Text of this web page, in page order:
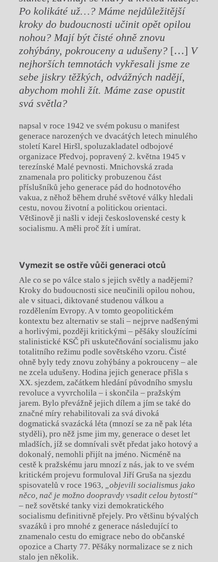
Po kolikáté už…? Máme nejdůležitější
kroky do budoucnosti učinit opět opilou
nohou? Mají být čisté ohně znovu
zohýbány, pokrouceny a udušeny? […] V
nejhorších temnotách vykřesali jsme ze
sebe jiskry těžkých, odvážných nadějí,
abychom mohli žít. Máme zase opustit
svá světla?
napsal v roce 1942 ve svém pokusu o manifest
generace narozených ve dvacátých letech minulého
století Karel Hiršl, spoluzakladatel odbojové
organizace Předvoj, popravený 2. května 1945 v
terezínské Malé pevnosti. Mnichovská zrada
znamenala pro politicky probuzenou část
příslušníků jeho generace pád do hodnotového
vakua, z něhož během druhé světové války hledali
cestu, novou životní a politickou orientaci.
Většinově ji našli v ideji československé cesty k
socialismu. A měli proč žít i umírat.
Vymezit se ostře vůči generaci otců
Ale co se po válce stalo s jejich světly a nadějemi?
Kroky do budoucnosti sice neučinili opilou nohou,
ale v situaci, diktované studenou válkou a
rozdělením Evropy. A v tomto geopolitickém
kontextu bez alternativ se stali – nejprve nadšenými
a horlivými, později kritickými – pěšáky sloužícími
stalinistické KSČ při uskutečňování socialismu jako
totalitního režimu podle sovětského vzoru. Čisté
ohně byly tedy znovu zohýbány a pokrouceny – ale
ne zcela udušeny. Hodina jejich generace přišla s
XX. sjezdem, začátkem hledání původního smyslu
revoluce a vyvrcholila – i skončila – pražským
jarem. Bylo převážně jejich dílem a jím se také do
značné míry rehabilitovali za svá divoká
dogmatická svazácká léta (mnozí se za ně pak léta
styděli), pro něž jsme jim my, generace o deset let
mladších, jíž se domnívali svět předat jako hotový a
dokonalý, nemohli přijít na jméno. Nicméně na
cestě k pražskému jaru mnozí z nás, jak to ve svém
kritickém projevu formuloval Jiří Gruša na sjezdu
spisovatelů v roce 1963, „objevili socialismus jako
něco, nač je možno doopravdy vsadit celou bytostí“
– než sovětské tanky vizi demokratického
socialismu definitivně přejely. Pro většinu bývalých
svazáků i pro mnohé z generace následující to
znamenalo cestu do emigrace nebo do občanské
opozice a Charty 77. Pěšáky normalizace se z nich
stalo jen několik.